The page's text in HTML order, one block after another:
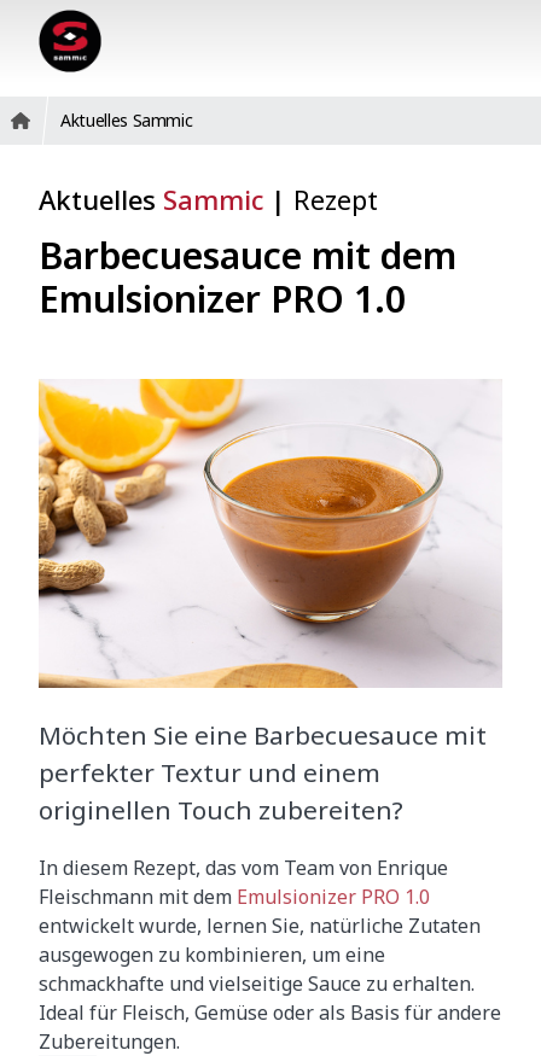
Aktuelles Sammic
Aktuelles Sammic | Rezept
Barbecuesauce mit dem
Emulsionizer PRO 1.0
Möchten Sie eine Barbecuesauce mit
perfekter Textur und einem
originellen Touch zubereiten?
In diesem Rezept, das vom Team von Enrique
Fleischmann mit dem Emulsionizer PRO 1.0
entwickelt wurde, lernen Sie, natürliche Zutaten
ausgewogen zu kombinieren, um eine
schmackhafte und vielseitige Sauce zu erhalten.
Ideal für Fleisch, Gemüse oder als Basis für andere
Zubereitungen.